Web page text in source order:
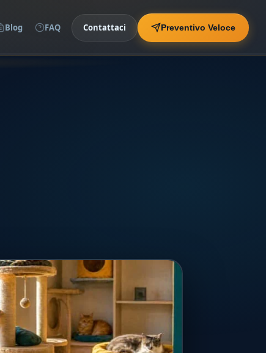
Blog FAQ Contattaci Preventivo Veloce